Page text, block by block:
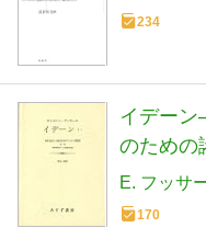
234
イデー
のための
E. フッサ
170